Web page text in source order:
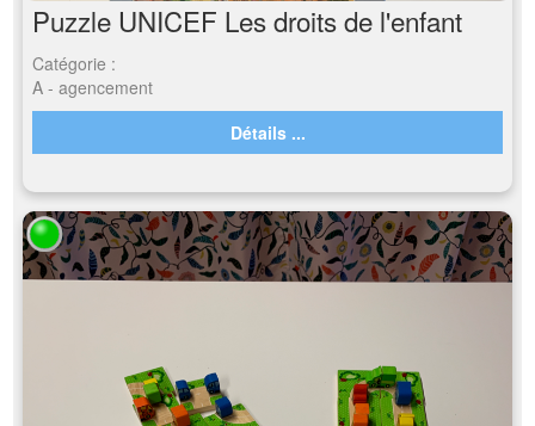
Puzzle UNICEF Les droits de l'enfant
Catégorie :
A - agencement
Détails ...